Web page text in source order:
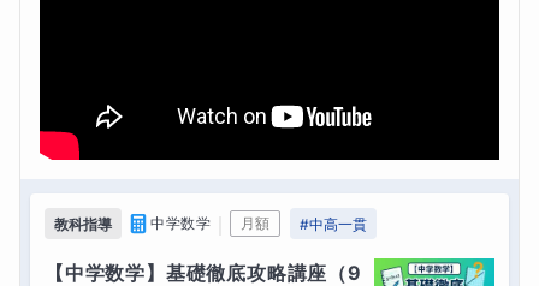
教科指導 中学数学 月額 #中高一貫
【中学数学】基礎徹底攻略講座（9